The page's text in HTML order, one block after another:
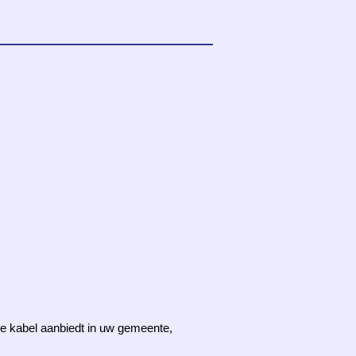
kabel aanbiedt in uw gemeente,